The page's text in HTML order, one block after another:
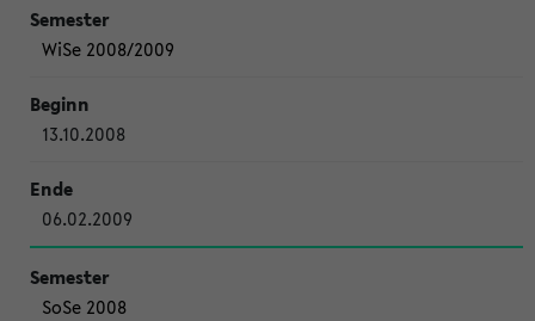
WiSe 2008/2009
13.10.2008
06.02.2009
SoSe 2008